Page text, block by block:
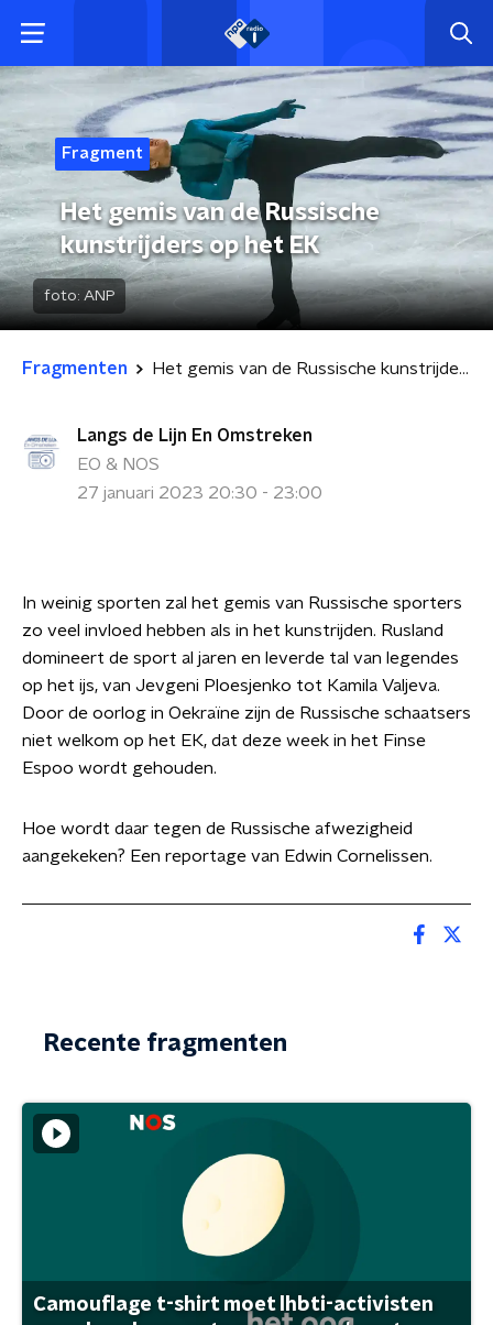
Fragment
Het gemis van de Russische
kunstrijders op het EK
foto: ANP
Fragmenten Het gemis van de Russische kunstrijders op het EK
Langs de Lijn En Omstreken
EO & NOS
27 januari 2023 20:30 - 23:00
In weinig sporten zal het gemis van Russische sporters
zo veel invloed hebben als in het kunstrijden. Rusland
domineert de sport al jaren en leverde tal van legendes
op het ijs, van Jevgeni Ploesjenko tot Kamila Valjeva.
Door de oorlog in Oekraïne zijn de Russische schaatsers
niet welkom op het EK, dat deze week in het Finse
Espoo wordt gehouden.
Hoe wordt daar tegen de Russische afwezigheid
aangekeken? Een reportage van Edwin Cornelissen.
Recente fragmenten
Camouflage t-shirt moet lhbti-activisten